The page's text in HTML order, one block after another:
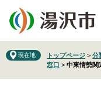
の
先
で
ー
を
ば
現在地 トップページ > 分
窓口 > 中東情勢関